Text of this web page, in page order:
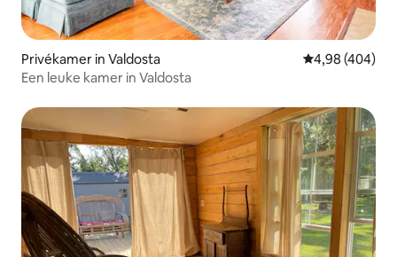
Privékamer in Valdosta Gemiddelde
4,98 (404)
Een leuke kamer in Valdosta